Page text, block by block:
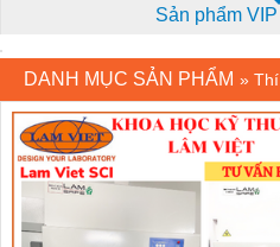
Sản phẩm
DANH MỤC SẢN PHẨM »